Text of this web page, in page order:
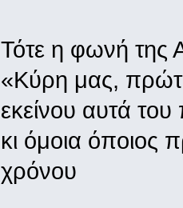
Τότε η φωνή της
«Κύρη μας,
εκείνου αυτά
κι όμοια όποιος
χρόνου